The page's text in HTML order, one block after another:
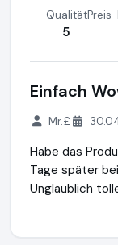
Qualität
5
Einfach
Mr.£
Habe das
Tage später
Unglaublich